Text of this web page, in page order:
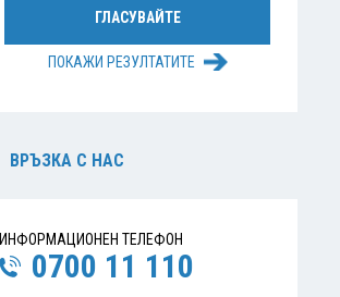
ПОКАЖИ РЕЗУЛТАТИТЕ
ВРЪЗКА С НАС
ИНФОРМАЦИОНЕН ТЕЛЕФОН
0700 11 110